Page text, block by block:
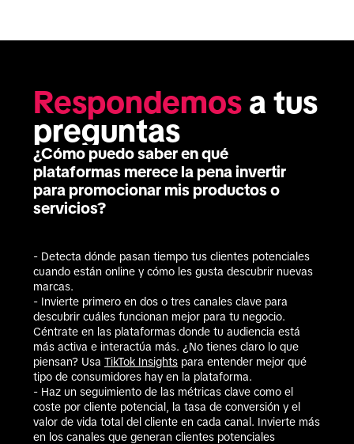
Respondemos a tus
preguntas
¿Cómo puedo saber en qué
plataformas merece la pena invertir
para promocionar mis productos o
servicios?
- Detecta dónde pasan tiempo tus clientes potenciales
cuando están online y cómo les gusta descubrir nuevas
marcas.
- Invierte primero en dos o tres canales clave para
descubrir cuáles funcionan mejor para tu negocio.
Céntrate en las plataformas donde tu audiencia está
más activa e interactúa más. ¿No tienes claro lo que
piensan? Usa TikTok Insights para entender mejor qué
tipo de consumidores hay en la plataforma.
- Haz un seguimiento de las métricas clave como el
coste por cliente potencial, la tasa de conversión y el
valor de vida total del cliente en cada canal. Invierte más
en los canales que generan clientes potenciales